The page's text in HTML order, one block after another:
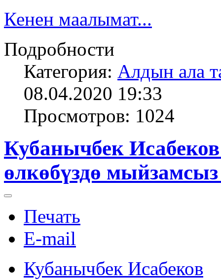
Кенен маалымат...
Подробности
Категория: Алдын ала
08.04.2020 19:33
Просмотров: 1024
Кубанычбек
өлкөбүздө
Печать
E-mail
Кубанычбек Исабеков